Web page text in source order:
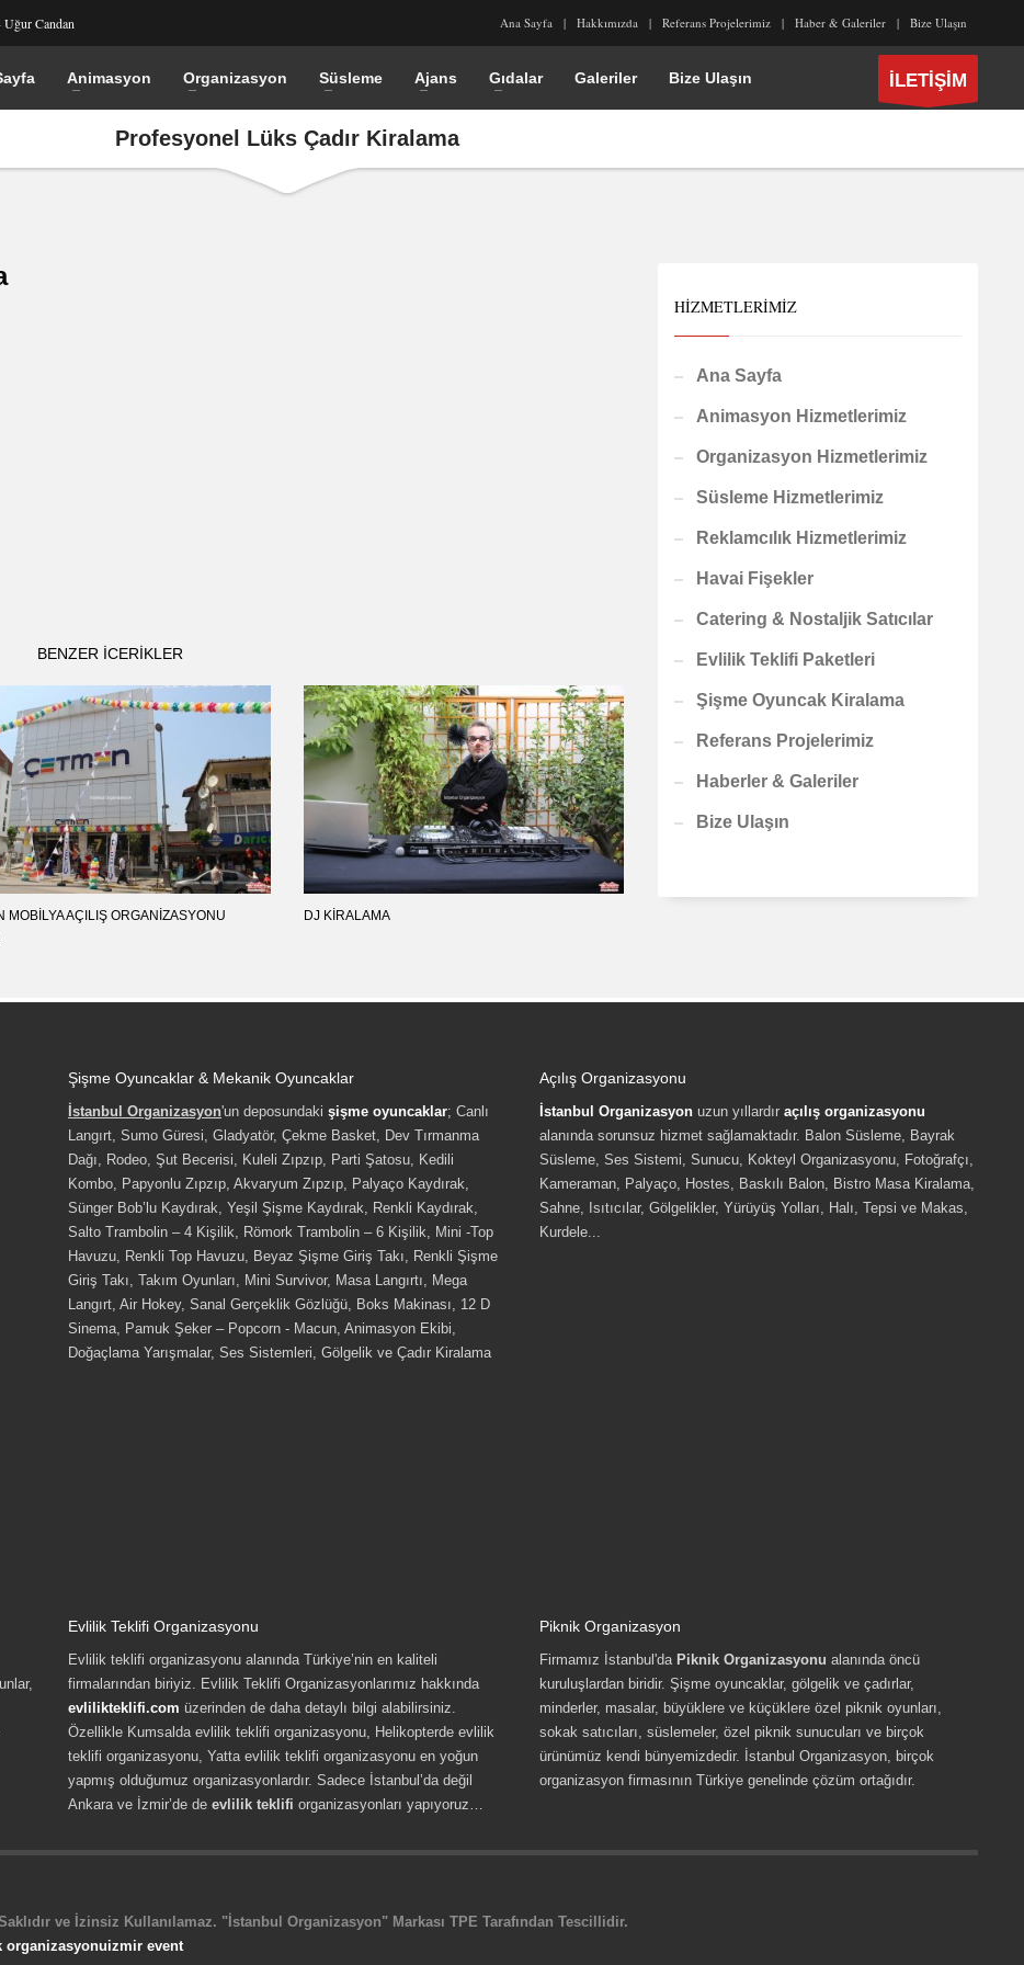
Uğur Candan Ana Sayfa Hakkımızda Referans Projelerimiz Haber & Galeriler Bize Ulaşın
Animasyon Organizasyon Süsleme Ajans Gıdalar Galeriler Bize Ulaşın İLETİŞİM
Profesyonel Lüks Çadır Kiralama
BENZER ICERIKLER
MOBILYA AÇILIŞ ORGANIZASYONU
DJ KIRALAMA
HIZMETLERIMIZ
Ana Sayfa
Animasyon Hizmetlerimiz
Organizasyon Hizmetlerimiz
Süsleme Hizmetlerimiz
Reklamcılık Hizmetlerimiz
Havai Fişekler
Catering & Nostaljik Satıcılar
Evlilik Teklifi Paketleri
Şişme Oyuncak Kiralama
Referans Projelerimiz
Haberler & Galeriler
Bize Ulaşın
Şişme Oyuncaklar & Mekanik Oyuncaklar
İstanbul Organizasyon'un deposundaki şişme oyuncaklar; Canlı
Langırt, Sumo Güresi, Gladyatör, Çekme Basket, Dev Tırmanma
Dağı, Rodeo, Şut Becerisi, Kuleli Zıpzıp, Parti Şatosu, Kedili
Kombo, Papyonlu Zıpzıp, Akvaryum Zıpzıp, Palyaço Kaydırak,
Sünger Bob’lu Kaydırak, Yeşil Şişme Kaydırak, Renkli Kaydırak,
Salto Trambolin – 4 Kişilik, Römork Trambolin – 6 Kişilik, Mini -Top
Havuzu, Renkli Top Havuzu, Beyaz Şişme Giriş Takı, Renkli Şişme
Giriş Takı, Takım Oyunları, Mini Survivor, Masa Langırtı, Mega
Langırt, Air Hokey, Sanal Gerçeklik Gözlüğü, Boks Makinası, 12 D
Sinema, Pamuk Şeker – Popcorn - Macun, Animasyon Ekibi,
Doğaçlama Yarışmalar, Ses Sistemleri, Gölgelik ve Çadır Kiralama
Açılış Organizasyonu
İstanbul Organizasyon uzun yıllardır açılış organizasyonu
alanında sorunsuz hizmet sağlamaktadır. Balon Süsleme, Bayrak
Süsleme, Ses Sistemi, Sunucu, Kokteyl Organizasyonu, Fotoğrafçı,
Kameraman, Palyaço, Hostes, Baskılı Balon, Bistro Masa Kiralama,
Sahne, Isıtıcılar, Gölgelikler, Yürüyüş Yolları, Halı, Tepsi ve Makas,
Kurdele...
Evlilik Teklifi Organizasyonu
Evlilik teklifi organizasyonu alanında Türkiye’nin en kaliteli
firmalarından biriyiz. Evlilik Teklifi Organizasyonlarımız hakkında
evlilikteklifi.com üzerinden de daha detaylı bilgi alabilirsiniz.
Özellikle Kumsalda evlilik teklifi organizasyonu, Helikopterde evlilik
teklifi organizasyonu, Yatta evlilik teklifi organizasyonu en yoğun
yapmış olduğumuz organizasyonlardır. Sadece İstanbul’da değil
Ankara ve İzmir’de de evlilik teklifi organizasyonları yapıyoruz…
Piknik Organizasyon
Firmamız İstanbul'da Piknik Organizasyonu alanında öncü
kuruluşlardan biridir. Şişme oyuncaklar, gölgelik ve çadırlar,
minderler, masalar, büyüklere ve küçüklere özel piknik oyunları,
sokak satıcıları, süslemeler, özel piknik sunucuları ve birçok
ürünümüz kendi bünyemizdedir. İstanbul Organizasyon, birçok
organizasyon firmasının Türkiye genelinde çözüm ortağıdır.
ve İzinsiz Kullanılamaz. "İstanbul Organizasyon" Markası TPE Tarafından Tescillidir.
organizasyonuizmir event